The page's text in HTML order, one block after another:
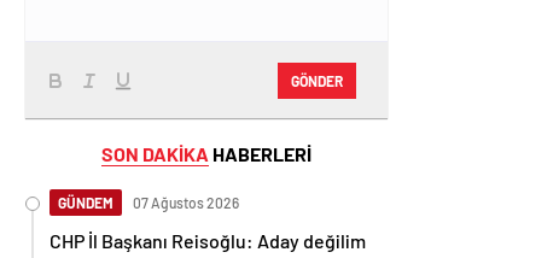
GÖNDER
SON DAKİKA HABERLERİ
GÜNDEM 07 Ağustos 2026
CHP İl Başkanı Reisoğlu: Aday değilim